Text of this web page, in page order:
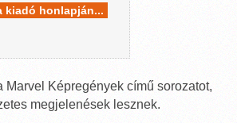
kiadó honlapján...
Marvel Képregények című sorozatot,
megjelenések lesznek.